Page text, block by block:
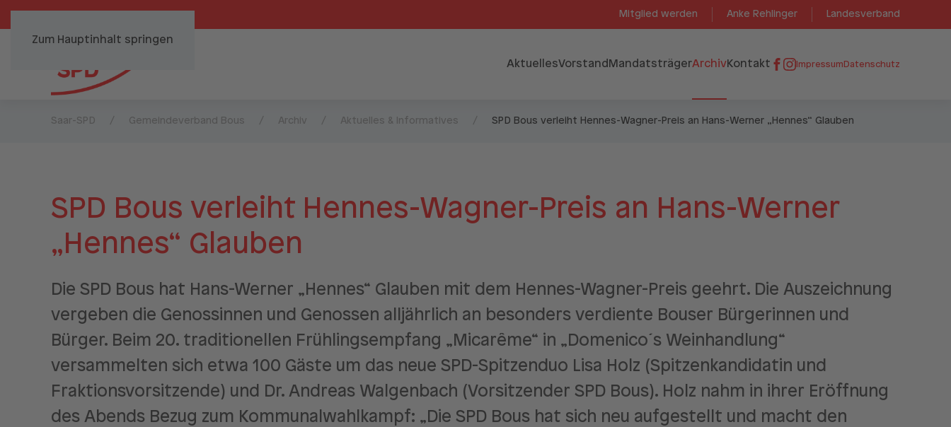
Zum Hauptinhalt springen
Mitglied werden Anke Rehlinger Landesverband
AktuellesVorstand MandatsträgerArchivKontakt Impressum Datenschutz
Saar-SPD Gemeindeverband Bous Archiv Aktuelles & Informatives SPD Bous verleiht Hennes-Wagner-Preis an Hans-Werner „Hennes“ Glauben
SPD Bous verleiht Hennes-Wagner-Preis an Hans-Werner
„Hennes“ Glauben
Die SPD Bous hat Hans-Werner „Hennes“ Glauben mit dem Hennes-Wagner-Preis geehrt. Die Auszeichnung
vergeben die Genossinnen und Genossen alljährlich an besonders verdiente Bouser Bürgerinnen und
Bürger. Beim 20. traditionellen Frühlingsempfang „Micarême“ in „Domenico´s Weinhandlung“
versammelten sich etwa 100 Gäste um das neue SPD-Spitzenduo Lisa Holz (Spitzenkandidatin und
Fraktionsvorsitzende) und Dr. Andreas Walgenbach (Vorsitzender SPD Bous). Holz nahm in ihrer Eröffnung
des Abends Bezug zum Kommunalwahlkampf: „Die SPD Bous hat sich neu aufgestellt und macht den